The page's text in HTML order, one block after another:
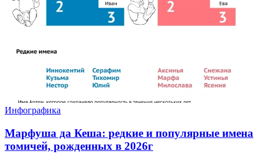
Инфографика
Марфуша да Кеша: редкие и популярные имена
томичей, рожденных в 2026г